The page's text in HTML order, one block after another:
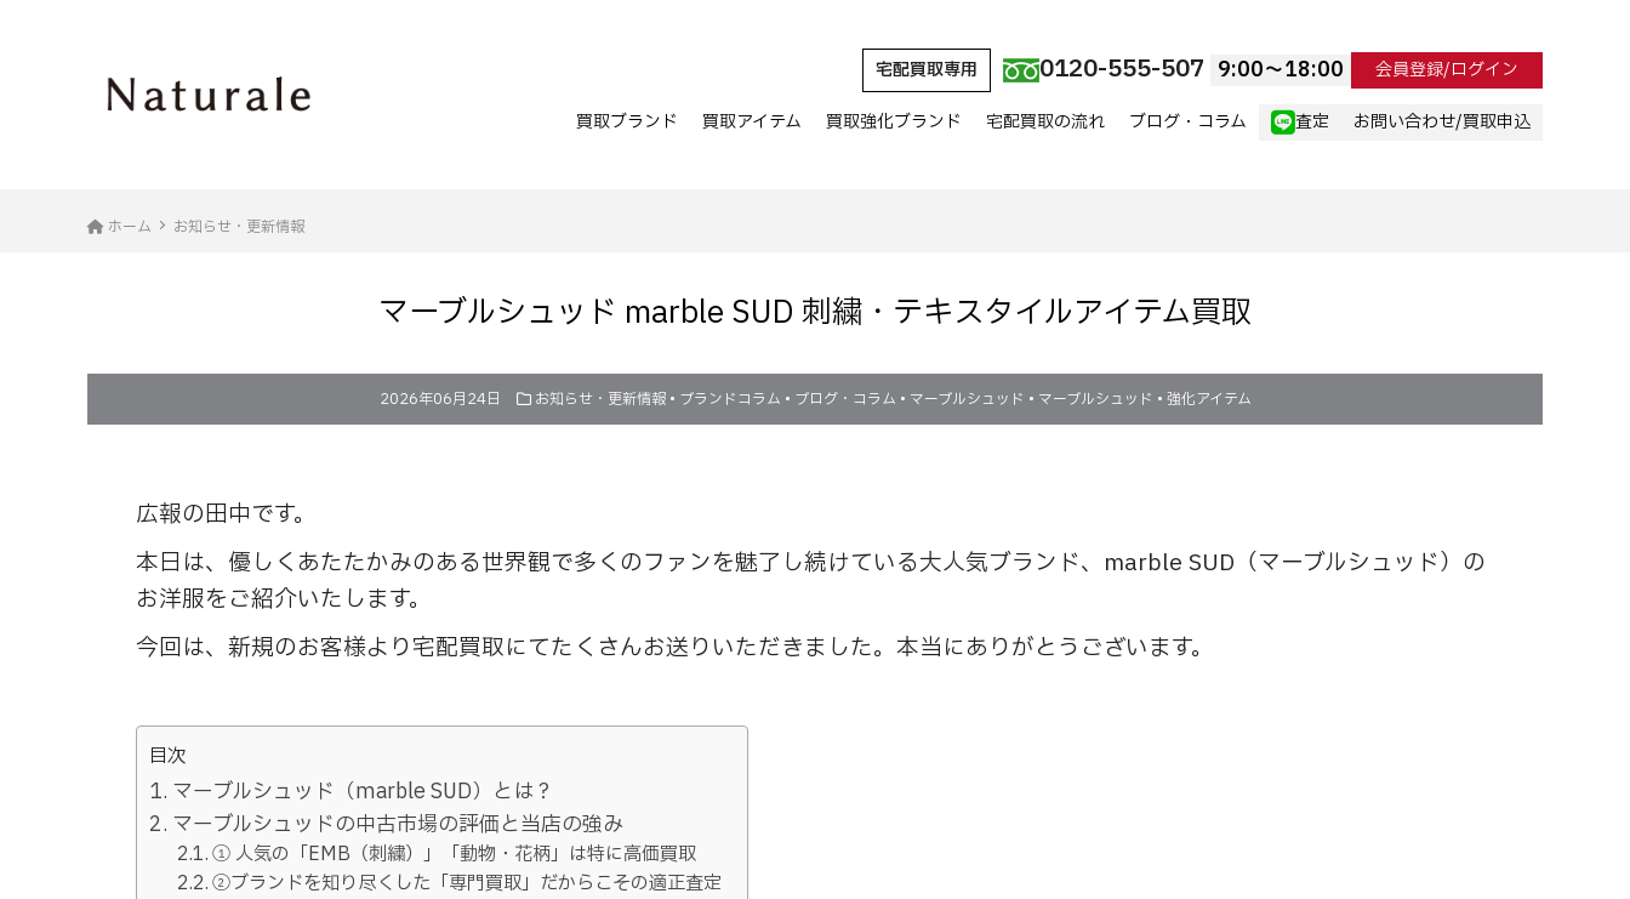
宅配買取専用 0120-555-507 9:00〜18:00 会員登録/ログイン
買取ブランド 買取アイテム 買取強化ブランド 宅配買取の流れ ブログ・コラム 査定 お問い合わせ/買取申込
ホーム お知らせ・更新情報
マーブルシュッド marble SUD 刺繍・テキスタイルアイテム買取
2026年06月24日 お知らせ・更新情報• ブランドコラム • ブログ・コラム • マーブルシュッド • マーブルシュッド • 強化アイテム
広報の田中です。
本日は、優しくあたたかみのある世界観で多くのファンを魅了し続けている大人気ブランド、marble SUD（マーブルシュッド）の
お洋服をご紹介いたします。
今回は、新規のお客様より宅配買取にてたくさんお送りいただきました。本当にありがとうございます。
目次
マーブルシュッド（marble SUD）とは？
マーブルシュッドの中古市場の評価と当店の強み
① 人気の「EMB（刺繍）」「動物・花柄」は特に高価買取
②ブランドを知り尽くした「専門買取」だからこその適正査定